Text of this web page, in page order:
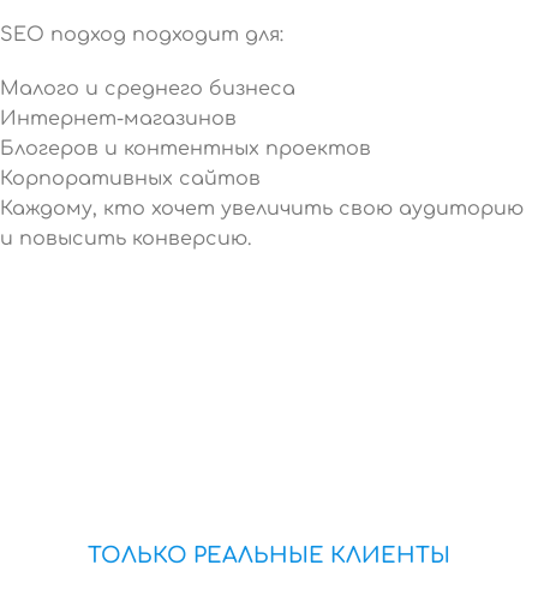
SEO подход подходит для:
Малого и среднего бизнеса
Интернет-магазинов
Блогеров и контентных проектов
Корпоративных сайтов
Каждому, кто хочет увеличить свою аудиторию
и повысить конверсию.
ТОЛЬКО РЕАЛЬНЫЕ КЛИЕНТЫ